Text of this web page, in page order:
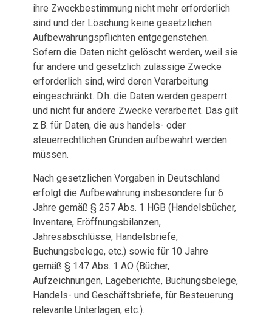
ihre Zweckbestimmung nicht mehr erforderlich
sind und der Löschung keine gesetzlichen
Aufbewahrungspflichten entgegenstehen.
Sofern die Daten nicht gelöscht werden, weil sie
für andere und gesetzlich zulässige Zwecke
erforderlich sind, wird deren Verarbeitung
eingeschränkt. D.h. die Daten werden gesperrt
und nicht für andere Zwecke verarbeitet. Das gilt
z.B. für Daten, die aus handels- oder
steuerrechtlichen Gründen aufbewahrt werden
müssen.
Nach gesetzlichen Vorgaben in Deutschland
erfolgt die Aufbewahrung insbesondere für 6
Jahre gemäß § 257 Abs. 1 HGB (Handelsbücher,
Inventare, Eröffnungsbilanzen,
Jahresabschlüsse, Handelsbriefe,
Buchungsbelege, etc.) sowie für 10 Jahre
gemäß § 147 Abs. 1 AO (Bücher,
Aufzeichnungen, Lageberichte, Buchungsbelege,
Handels- und Geschäftsbriefe, für Besteuerung
relevante Unterlagen, etc.).